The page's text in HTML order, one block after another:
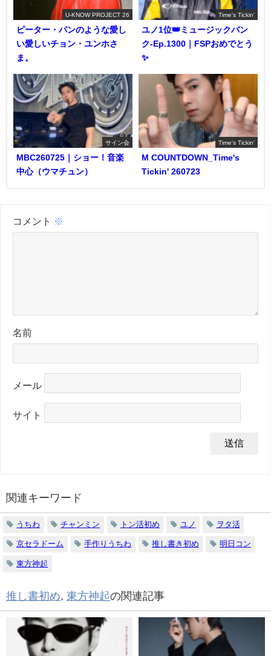
U-KNOW PROJECT 26
ピーター・パンのような愛し
い愛しいチョン・ユンホさ
ま。
Time's Tickin'
ユノ1位👑ミュージックバン
ク-Ep.1300｜FSPおめでとう
✨️
サイン会
MBC260725｜ショー！音楽
中心（ウマチュン）
Time's Tickin'
M COUNTDOWN_Time's
Tickin' 260723
コメント ※
名前
メール
サイト
関連キーワード
うちわ チャンミン トン活初め ユノ ヲタ活
京セラドーム 手作りうちわ 推し書き初め 明日コン
東方神起
推し書初め, 東方神起の関連記事